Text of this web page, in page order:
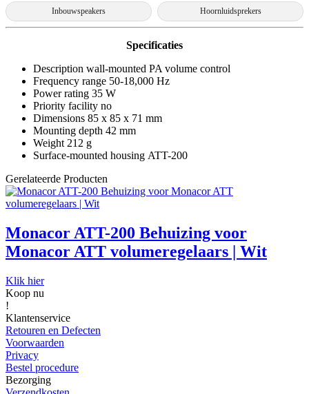
Inbouwspeakers Hoornluidsprekers
Specificaties
Description wall-mounted PA volume control
Frequency range 50-18,000 Hz
Power rating 35 W
Priority facility no
Dimensions 85 x 85 x 71 mm
Mounting depth 42 mm
Weight 212 g
Surface-mounted housing ATT-200
Gerelateerde Producten
Monacor ATT-200 Behuizing voor
Monacor ATT volumeregelaars | Wit
Klik hier
Koop nu
!
Klantenservice
Retouren en Defecten
Voorwaarden
Privacy
Bestel procedure
Bezorging